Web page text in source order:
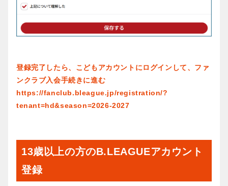
登録完了したら、こどもアカウントにログインして、ファ
ンクラブ入会手続きに進む
https://fanclub.bleague.jp/registration/?
tenant=hd&season=2026-2027
13歳以上の方のB.LEAGUEアカウント
登録